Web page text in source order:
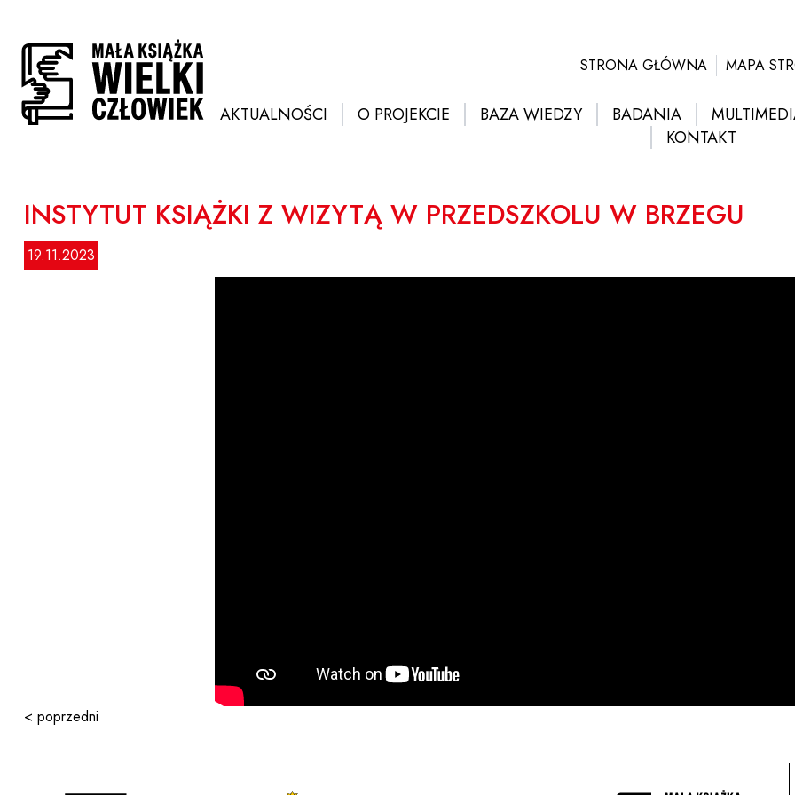
treści
STRONA GŁÓWNA MAPA
AKTUALNOŚCI O PROJEKCIE BAZA WIEDZY BADANIA
KONTAKT
INSTYTUT KSIĄŻKI Z WIZYTĄ W PRZEDSZKOLU W BRZEGU
19.11.2023
< poprzedni